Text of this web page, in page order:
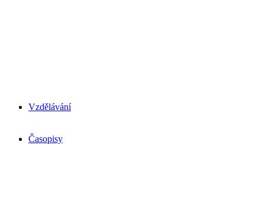
Vzdělávání
Časopisy